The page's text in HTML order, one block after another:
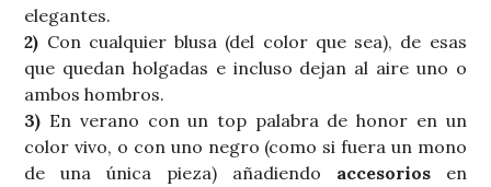
elegantes.
2) Con cualquier blusa (del color que sea), de esas
que quedan holgadas e incluso dejan al aire uno o
ambos hombros.
3) En verano con un top palabra de honor en un
color vivo, o con uno negro (como si fuera un mono
de una única pieza) añadiendo accesorios en